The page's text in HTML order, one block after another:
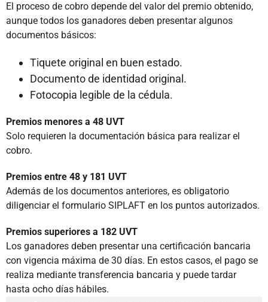
El proceso de cobro depende del valor del premio obtenido,
aunque todos los ganadores deben presentar algunos
documentos básicos:
Tiquete original en buen estado.
Documento de identidad original.
Fotocopia legible de la cédula.
Premios menores a 48 UVT
Solo requieren la documentación básica para realizar el
cobro.
Premios entre 48 y 181 UVT
Además de los documentos anteriores, es obligatorio
diligenciar el formulario SIPLAFT en los puntos autorizados.
Premios superiores a 182 UVT
Los ganadores deben presentar una certificación bancaria
con vigencia máxima de 30 días. En estos casos, el pago se
realiza mediante transferencia bancaria y puede tardar
hasta ocho días hábiles.